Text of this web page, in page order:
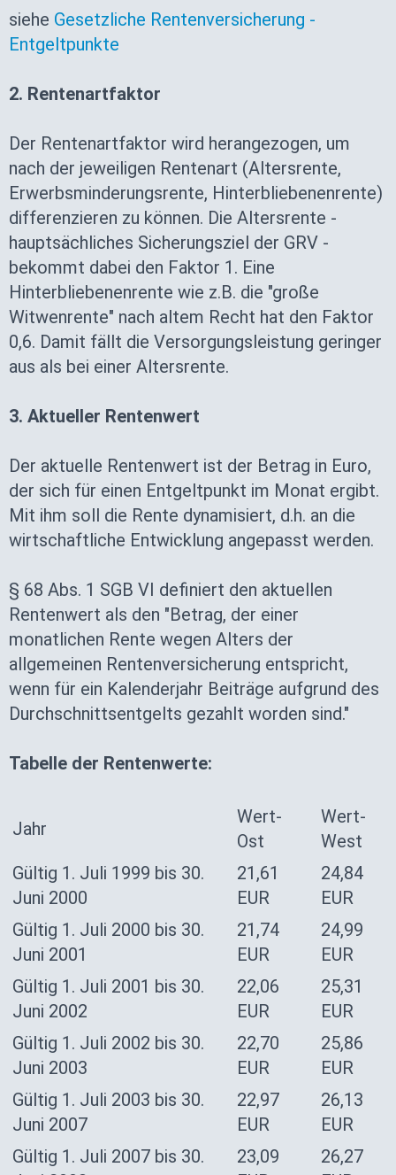
siehe Gesetzliche Rentenversicherung -
Entgeltpunkte
2. Rentenartfaktor
Der Rentenartfaktor wird herangezogen, um
nach der jeweiligen Rentenart (Altersrente,
Erwerbsminderungsrente, Hinterbliebenenrente)
differenzieren zu können. Die Altersrente -
hauptsächliches Sicherungsziel der GRV -
bekommt dabei den Faktor 1. Eine
Hinterbliebenenrente wie z.B. die "große
Witwenrente" nach altem Recht hat den Faktor
0,6. Damit fällt die Versorgungsleistung geringer
aus als bei einer Altersrente.
3. Aktueller Rentenwert
Der aktuelle Rentenwert ist der Betrag in Euro,
der sich für einen Entgeltpunkt im Monat ergibt.
Mit ihm soll die Rente dynamisiert, d.h. an die
wirtschaftliche Entwicklung angepasst werden.
§ 68 Abs. 1 SGB VI definiert den aktuellen
Rentenwert als den "Betrag, der einer
monatlichen Rente wegen Alters der
allgemeinen Rentenversicherung entspricht,
wenn für ein Kalenderjahr Beiträge aufgrund des
Durchschnittsentgelts gezahlt worden sind."
Tabelle der Rentenwerte:
Jahr
Wert-
Ost
Wert-
West
Gültig 1. Juli 1999 bis 30.
Juni 2000
21,61
EUR
24,84
EUR
Gültig 1. Juli 2000 bis 30.
Juni 2001
21,74
EUR
24,99
EUR
Gültig 1. Juli 2001 bis 30.
Juni 2002
22,06
EUR
25,31
EUR
Gültig 1. Juli 2002 bis 30.
Juni 2003
22,70
EUR
25,86
EUR
Gültig 1. Juli 2003 bis 30.
Juni 2007
22,97
EUR
26,13
EUR
Gültig 1. Juli 2007 bis 30.
23,09
26,27